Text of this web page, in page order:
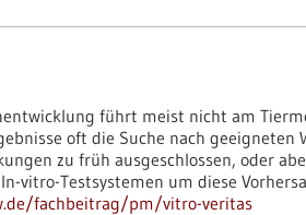
führt meist nicht am
oft die Suche nach geeigneten
zu früh ausgeschlossen, oder
vitro-Testsystemen um diese
fachbeitrag/pm/vitro-veritas